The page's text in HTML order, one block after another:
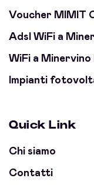
Voucher MIMIT
Adsl WiFi a
WiFi a Minervino
Impianti
Quick Link
Chi siamo
Contatti